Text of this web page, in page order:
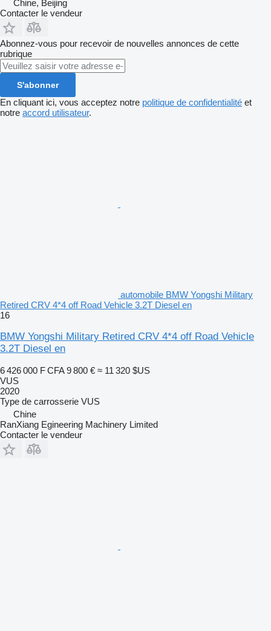
Chine, Beijing
Contacter le vendeur
Abonnez-vous pour recevoir de nouvelles annonces de cette
rubrique
S'abonner
En cliquant ici, vous acceptez notre politique de confidentialité et
notre accord utilisateur.
automobile BMW Yongshi Military
Retired CRV 4*4 off Road Vehicle 3.2T Diesel en
16
BMW Yongshi Military Retired CRV 4*4 off Road Vehicle
3.2T Diesel en
6 426 000 F CFA 9 800 € ≈ 11 320 $US
VUS
2020
Type de carrosserie VUS
Chine
RanXiang Egineering Machinery Limited
Contacter le vendeur